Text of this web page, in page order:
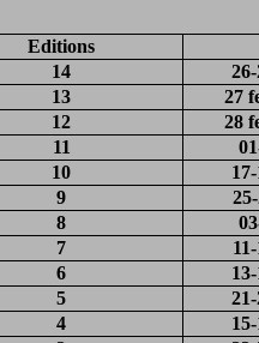
Editions
14
13
27
12
28
11
10
9
8
7
6
5
4